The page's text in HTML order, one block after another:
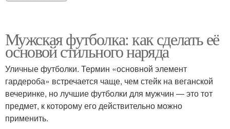
Мужская футболка: как сделать её
основой стильного наряда
Уличные футболки. Термин «основной элемент
гардероба» встречается чаще, чем стейк на веганской
вечеринке, но лучшие футболки для мужчин — это тот
предмет, к которому его действительно можно
применить.